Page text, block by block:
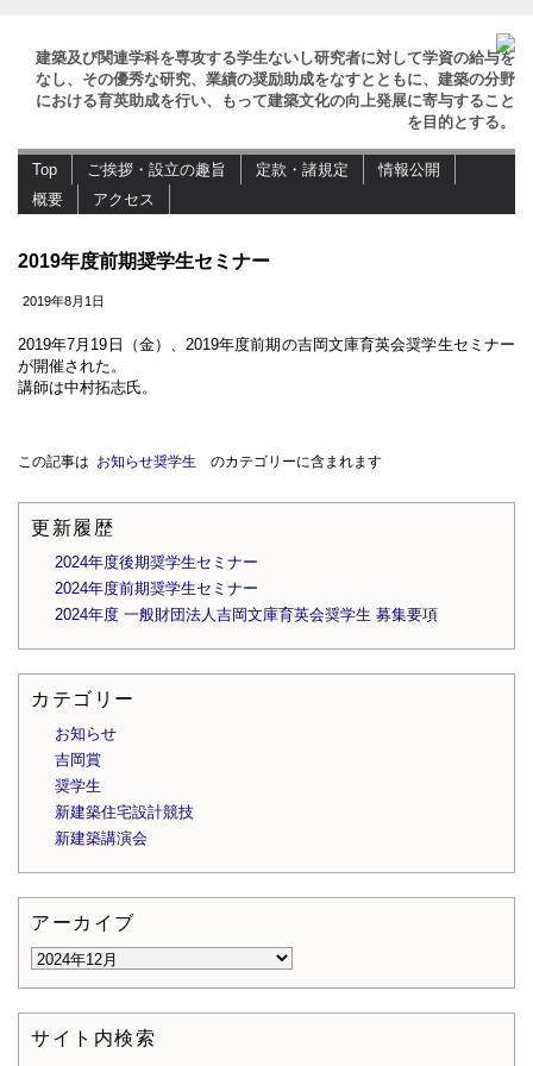
建築及び関連学科を専攻する学生ないし研究者に対して学資の給与を
なし、その優秀な研究、業績の奨励助成をなすとともに、建築の分野
における育英助成を行い、もって建築文化の向上発展に寄与すること
を目的とする。
Top ご挨拶・設立の趣旨 定款・諸規定
情報公開
概要
アクセス
2019年度前期奨学生セミナー
2019年8月1日
2019年7月19日（金）、2019年度前期の吉岡文庫育英会奨学生セミナー
が開催された。
講師は中村拓志氏。
この記事は お知らせ奨学生 のカテゴリーに含まれます
更新履歴
2024年度後期奨学生セミナー
2024年度前期奨学生セミナー
2024年度 一般財団法人吉岡文庫育英会奨学生 募集要項
カテゴリー
お知らせ
吉岡賞
奨学生
新建築住宅設計競技
新建築講演会
アーカイブ
サイト内検索